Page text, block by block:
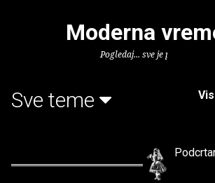
Moderna
Pogledaj... sve je puno knjiga.
Sve teme